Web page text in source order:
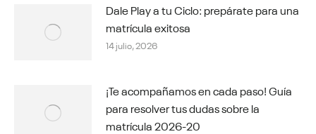
Dale Play a tu Ciclo: prepárate para una
matrícula exitosa
14 julio, 2026
¡Te acompañamos en cada paso! Guía
para resolver tus dudas sobre la
matrícula 2026-20